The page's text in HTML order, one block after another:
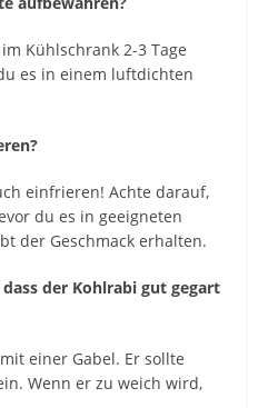
Kühlschrank 2-3 Tage
es in einem luftdichten
einfrieren! Achte darauf,
du es in geeigneten
der Geschmack erhalten.
der Kohlrabi gut gegart
einer Gabel. Er sollte
Wenn er zu weich wird,